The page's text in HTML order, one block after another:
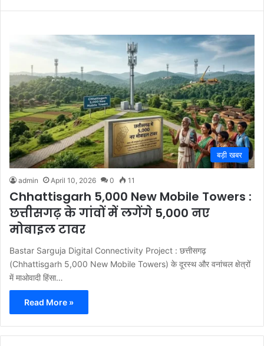
बड़ी खबर
admin April 10, 2026 0 11
Chhattisgarh 5,000 New Mobile Towers :
छत्तीसगढ़ के गांवों में लगेंगे 5,000 नए
मोबाइल टावर
Bastar Sarguja Digital Connectivity Project : छत्तीसगढ़
(Chhattisgarh 5,000 New Mobile Towers) के दूरस्थ और वनांचल क्षेत्रों
में माओवादी हिंसा…
Read More »